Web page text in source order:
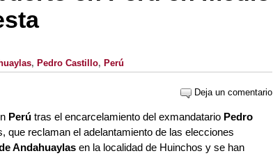
, Pedro Castillo, Perú
Deja un comentario
Perútras el encarcelamiento del exmandatario Pedro
reclaman el adelantamiento de las elecciones
Andahuaylasen la localidad de Huinchos y se han